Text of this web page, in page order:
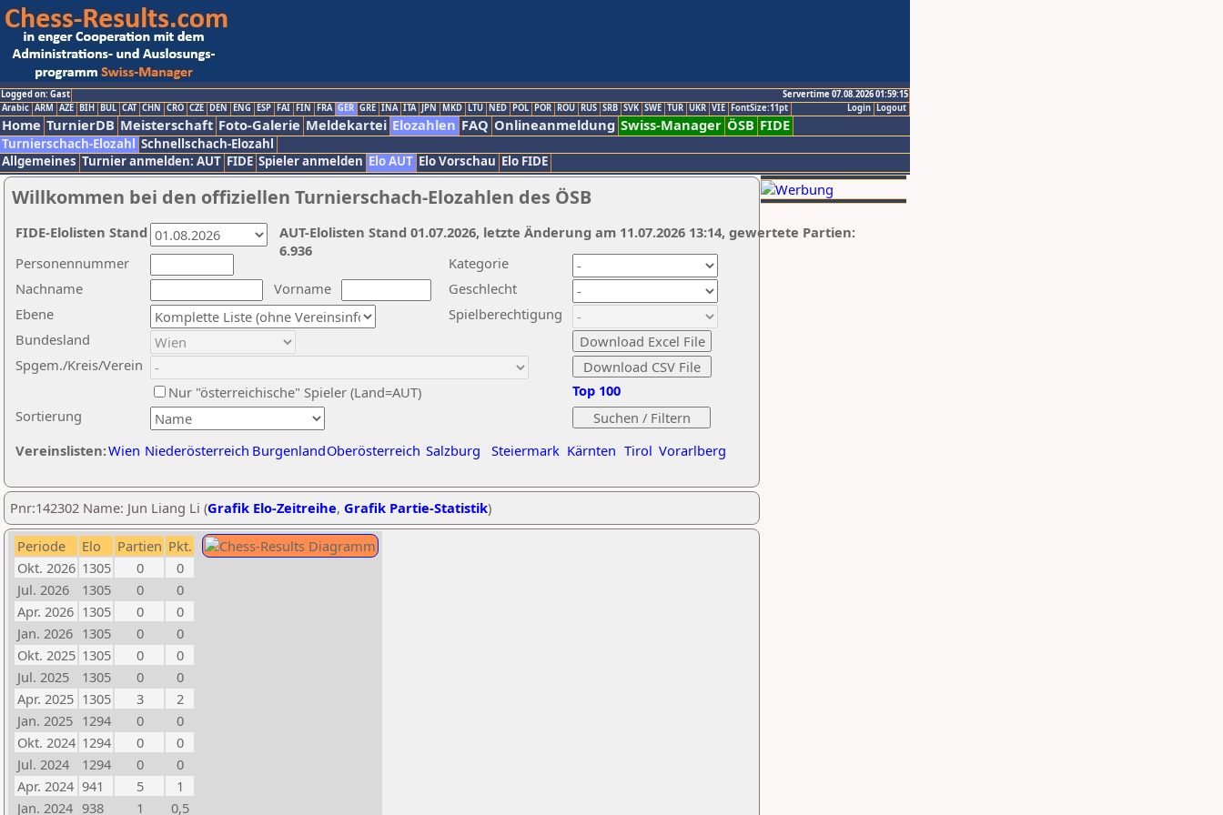
Logged on: Gast
Servertime 07.08.2026 01:59:15
Logout
Login
Arabic ARM AZE BIH BUL CAT CHN CRO CZE DEN ENG ESP FAI FIN FRA GER GRE INA ITA JPN MKD LTU NED POL POR ROU RUS SRB SVK SWE TUR UKR VIE FontSize:11pt
Home TurnierDB Meisterschaft Foto-Galerie Meldekartei Elozahlen FAQ Onlineanmeldung Swiss-Manager ÖSB FIDE
Turnierschach-Elozahl Schnellschach-Elozahl
Allgemeines Turnier anmelden: AUT FIDE Spieler anmelden Elo AUT Elo Vorschau Elo FIDE
Willkommen bei den offiziellen Turnierschach-Elozahlen des ÖSB
Nachname
Vorname
Ebene
Kategorie
Sortierung
Personennummer
Bundesland
Spgem./Kreis/Verein
Geschlecht
Nur "österreichische" Spieler (Land=AUT)
Spielberechtigung
Vereinslisten:Wien Niederösterreich BurgenlandOberösterreich Salzburg Steiermark Kärnten Tirol Vorarlberg
Top 100
AUT-Elolisten Stand 01.07.2026, letzte Änderung am 11.07.2026 13:14, gewertete Partien:
6.936
FIDE-Elolisten Stand
Pnr:142302 Name: Jun Liang Li (Grafik Elo-Zeitreihe, Grafik Partie-Statistik)
Periode Elo Partien Pkt.
Okt. 2026 1305 0
0
Jul. 2026
1305 0
0
Apr. 2026 1305 0
0
Jan. 2026 1305 0
0
Okt. 2025 1305 0
0
Jul. 2025
1305 0
0
Apr. 2025 1305 3
2
Jan. 2025 1294 0
0
Okt. 2024 1294 0
0
Jul. 2024
1294 0
0
Apr. 2024 941 5
1
Jan. 2024 938 1 0,5